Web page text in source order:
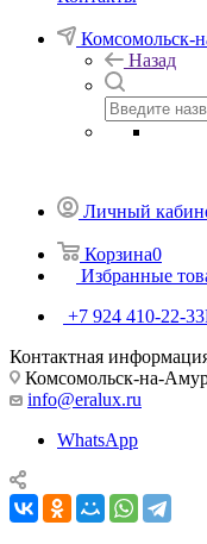
Комсомольск-
Назад
Личный
Корзина0
Избранные
+7 924 410-22-33
Контактная
Комсомольск-на-
info@eralux.ru
WhatsApp